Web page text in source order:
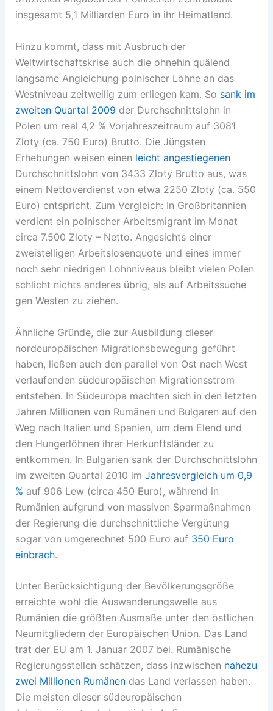
insgesamt 5,1 Milliarden Euro in ihr Heimatland.
Hinzu kommt, dass mit Ausbruch der
Weltwirtschaftskrise auch die ohnehin quälend
langsame Angleichung polnischer Löhne an das
Westniveau zeitweilig zum erliegen kam. So sank im
zweiten Quartal 2009 der Durchschnittslohn in
Polen um real 4,2 % Vorjahreszeitraum auf 3081
Zloty (ca. 750 Euro) Brutto. Die Jüngsten
Erhebungen weisen einen leicht angestiegenen
Durchschnittslohn von 3433 Zloty Brutto aus, was
einem Nettoverdienst von etwa 2250 Zloty (ca. 550
Euro) entspricht. Zum Vergleich: In Großbritannien
verdient ein polnischer Arbeitsmigrant im Monat
circa 7.500 Zloty – Netto. Angesichts einer
zweistelligen Arbeitslosenquote und eines immer
noch sehr niedrigen Lohnniveaus bleibt vielen Polen
schlicht nichts anderes übrig, als auf Arbeitssuche
gen Westen zu ziehen.
Ähnliche Gründe, die zur Ausbildung dieser
nordeuropäischen Migrationsbewegung geführt
haben, ließen auch den parallel von Ost nach West
verlaufenden südeuropäischen Migrationsstrom
entstehen. In Südeuropa machten sich in den letzten
Jahren Millionen von Rumänen und Bulgaren auf den
Weg nach Italien und Spanien, um dem Elend und
den Hungerlöhnen ihrer Herkunftsländer zu
entkommen. In Bulgarien sank der Durchschnittslohn
im zweiten Quartal 2010 im Jahresvergleich um 0,9
% auf 906 Lew (circa 450 Euro), während in
Rumänien aufgrund von massiven Sparmaßnahmen
der Regierung die durchschnittliche Vergütung
sogar von umgerechnet 500 Euro auf 350 Euro
einbrach.
Unter Berücksichtigung der Bevölkerungsgröße
erreichte wohl die Auswanderungswelle aus
Rumänien die größten Ausmaße unter den östlichen
Neumitgliedern der Europäischen Union. Das Land
trat der EU am 1. Januar 2007 bei. Rumänische
Regierungsstellen schätzen, dass inzwischen nahezu
zwei Millionen Rumänendas Land verlassen haben.
Die meisten dieser südeuropäischen